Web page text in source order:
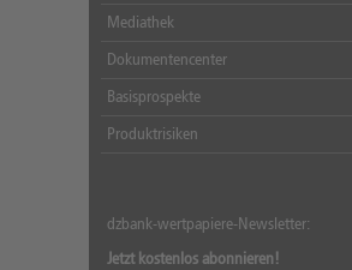
Mediathek
Dokumentencenter
Basisprospekte
Produktrisiken
dzbank-wertpapiere-Newsletter:
Jetzt kostenlos abonnieren!